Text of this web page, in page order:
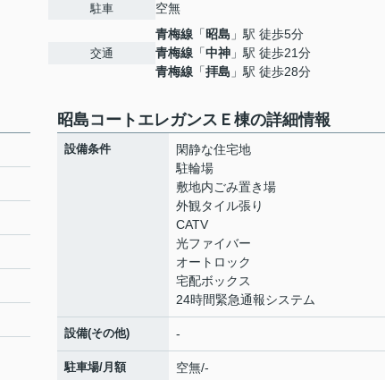
駐車 空無
交通
青梅線 「昭島 」駅 徒歩5分
青梅線 「中神 」駅 徒歩21分
青梅線 「拝島 」駅 徒歩28分
昭島コートエレガンスＥ棟の詳細情報
設備条件
閑静な住宅地
駐輪場
敷地内ごみ置き場
外観タイル張り
CATV
光ファイバー
オートロック
宅配ボックス
24時間緊急通報システム
設備(その他) -
駐車場/月額 空無/-